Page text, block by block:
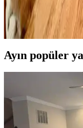
Boho maksimalist
maskeler, canlı bitkiler
estetik bir yaşam alanı
Ayın popüler